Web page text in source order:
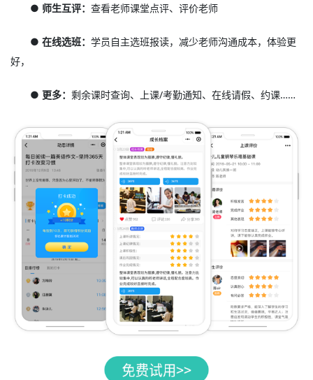
● 师生互评：查看老师课堂点评、评价老师
● 在线选班：学员自主选班报读，减少老师沟通成本，体验更
好，
● 更多：剩余课时查询、上课/考勤通知、在线请假、约课……